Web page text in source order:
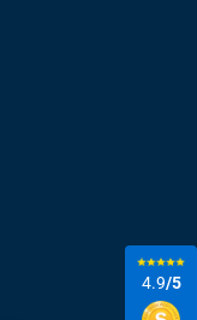
4.9/5